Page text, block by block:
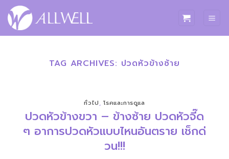
ข้าม
ไป
TAG ARCHIVES: ปวดหัวข้างซ้าย
ทั่วไป, โรคและการดูแล
ปวดหัวข้างขวา – ข้างซ้าย ปวดหัวจี๊ด
ๆ อาการปวดหัวแบบไหนอันตราย เช็กด่
วน!!!